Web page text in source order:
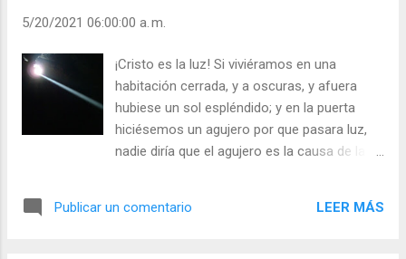
Sacramentos? - ¿Con qué frecuencia los
Leer ). | Evangelio y Meditación (+ Leer ) | |
Santo del día (+ Leer ) | Laudes (+ Leer ) |
Vísperas (+ Leer ) |
5/20/2021 06:00:00 a. m.
¡Cristo es la luz! Si viviéramos en una
habitación cerrada, y a oscuras, y afuera
hubiese un sol espléndido; y en la puerta
hiciésemos un agujero por que pasara luz,
nadie diría que el agujero es la causa de la
ellos. Es Dios quien ilumina nuestro interior,
Publicar un comentario LEER MÁS